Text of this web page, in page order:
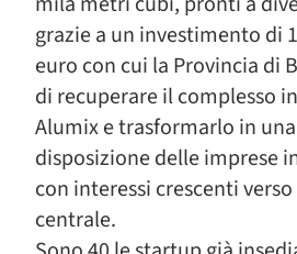
grazie a un investimento di
euro con cui la Provincia di
di recuperare il complesso
Alumix e trasformarlo in
disposizione delle imprese
con interessi crescenti verso
centrale.